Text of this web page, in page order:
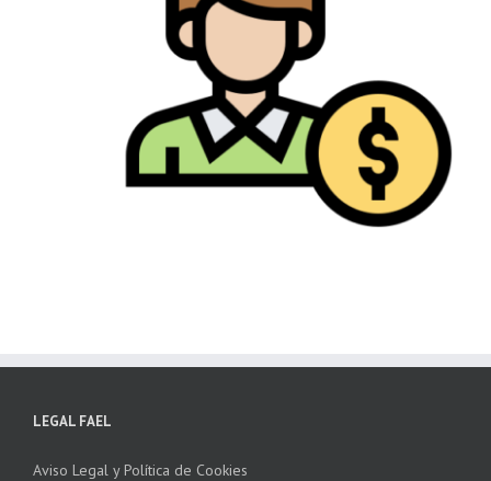
LEGAL FAEL
Aviso Legal y Política de Cookies